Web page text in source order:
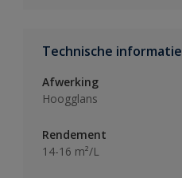
Technische informatie
Afwerking
Hoogglans
Rendement
14-16 m²/L